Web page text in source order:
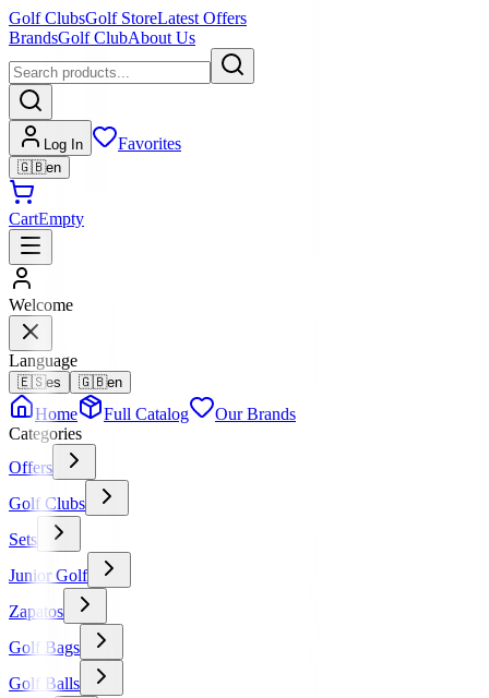
Golf ClubsGolf StoreLatest Offers
BrandsGolf ClubAbout Us
Log In Favorites
🇬🇧en
CartEmpty
Welcome
Language
🇪🇸es 🇬🇧en
Home Full Catalog
Our Brands
Categories
Offers
Golf Clubs
Sets
Junior Golf
Zapatos
Golf Bags
Golf Balls